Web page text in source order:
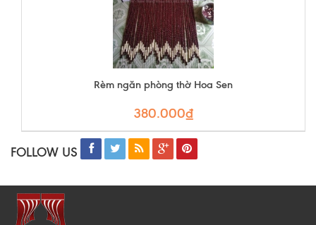
Rèm ngăn phòng thờ Hoa Sen
380.000₫
FOLLOW US